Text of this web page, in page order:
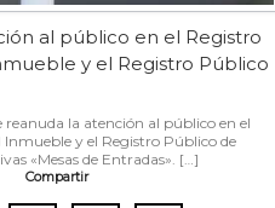
al público en el Registro
y el Registro Público
reanuda la atención al público en el
Inmueble y el Registro Público de
«Mesas de Entradas». […]
Compartir